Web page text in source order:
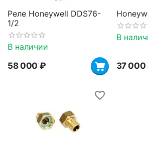
Реле Honeywell DDS76-
1/2
В наличии
58 000 ₽
В
37 000